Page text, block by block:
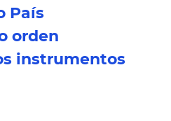
País
orden
instrumentos